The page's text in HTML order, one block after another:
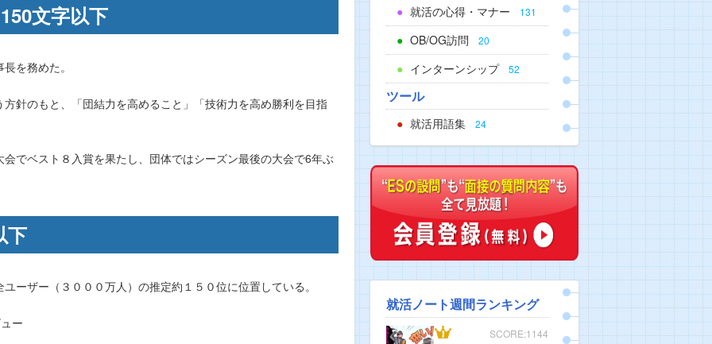
文字以下
を務めた。
針のもと、「団結力を高めること」「技術力を高め勝利を目指
でベスト８入賞を果たし、団体ではシーズン最後の大会で6年ぶ
下
ーザー（３０００万人）の推定約１５０位に位置している。
ー
就活の心得・マナー 131
OB/OG訪問 20
インターンシップ 52
ツール
就活用語集 24
就活ノート週間ランキング
SCORE:1144